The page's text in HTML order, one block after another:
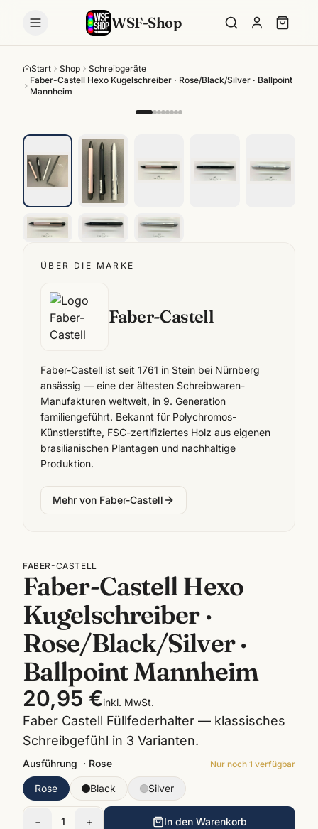
WSF-Shop
Start Shop
Schreibgeräte
Faber-Castell Hexo Kugelschreiber · Rose/Black/Silver · Ballpoint
Mannheim
ÜBER DIE MARKE
Faber-Castell
Faber-Castell ist seit 1761 in Stein bei Nürnberg
ansässig — eine der ältesten Schreibwaren-
Manufakturen weltweit, in 9. Generation
familiengeführt. Bekannt für Polychromos-
Künstlerstifte, FSC-zertifiziertes Holz aus eigenen
brasilianischen Plantagen und nachhaltige
Produktion.
Mehr von Faber-Castell
FABER-CASTELL
Faber-Castell Hexo
Kugelschreiber ·
Rose/Black/Silver ·
Ballpoint Mannheim
20,95 €inkl. MwSt.
Faber Castell Füllfederhalter — klassisches
Schreibgefühl in 3 Varianten.
Ausführung · Rose Nur noch 1 verfügbar
Rose Black Silver
− 1 + In den Warenkorb